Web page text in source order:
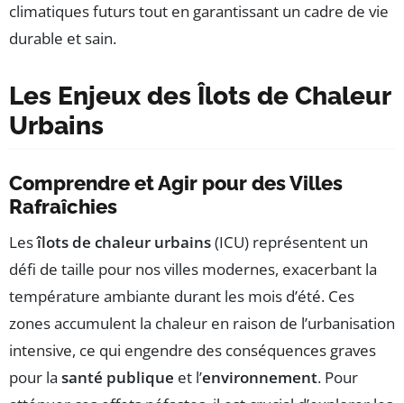
climatiques futurs tout en garantissant un cadre de vie
durable et sain.
Les Enjeux des Îlots de Chaleur
Urbains
Comprendre et Agir pour des Villes
Rafraîchies
Lesîlots de chaleur urbains(ICU) représentent un
défi de taille pour nos villes modernes, exacerbant la
température ambiante durant les mois d’été. Ces
zones accumulent la chaleur en raison de l’urbanisation
intensive, ce qui engendre des conséquences graves
pour la santé publique et l’environnement. Pour